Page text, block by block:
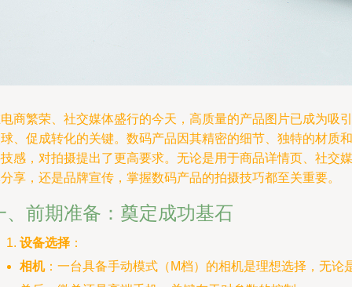
商繁荣、社交媒体盛行的今天，高质量的产品图片已成为吸引
、促成转化的关键。数码产品因其精密的细节、独特的材质和
感，对拍摄提出了更高要求。无论是用于商品详情页、社交媒
享，还是品牌宣传，掌握数码产品的拍摄技巧都至关重要。
、前期准备：奠定成功基石
设备选择 ：
相机：一台具备手动模式（M档）的相机是理想选择，无论